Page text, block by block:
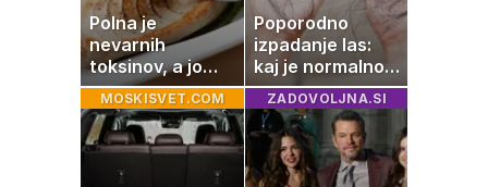
Polna je
nevarnih
toksinov, a jo
imamo vsi radi:
to je najbolj
nezdrava riba, ki
jo mnogi redno
uživajo
Poporodno
izpadanje las:
kaj je normalno
in kako si
pomagati
MOSKISVET.COM ZADOVOLJNA.SI